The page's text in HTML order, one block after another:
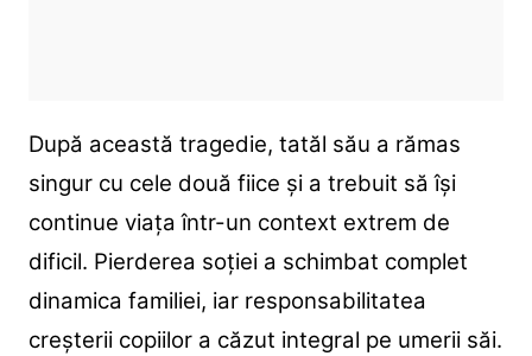
După această tragedie, tatăl său a rămas
singur cu cele două fiice și a trebuit să își
continue viața într-un context extrem de
dificil. Pierderea soției a schimbat complet
dinamica familiei, iar responsabilitatea
creșterii copiilor a căzut integral pe umerii săi.